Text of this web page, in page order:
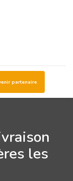
partenaire
les